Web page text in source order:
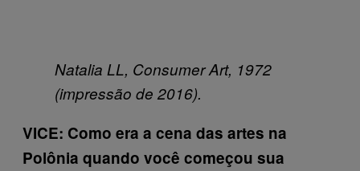
Natalia LL, Consumer Art, 1972
(impressão de 2016).
VICE: Como era a cena das artes na
Polônia quando você começou sua